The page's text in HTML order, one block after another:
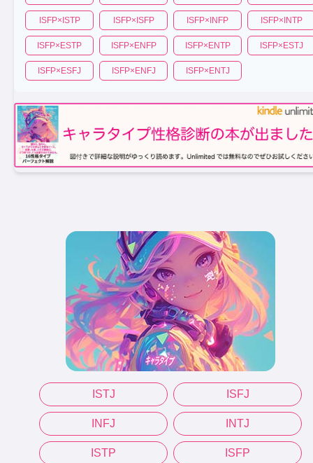
ISTJ ISFJ
INFJ INTJ
ISTP ISFP
ISFP× ISTP ISFP× ISFP ISFP× INFP ISFP× INTP
ISFP× ESTP ISFP× ENFP ISFP× ENTP ISFP× ESTJ
ISFP× ESFJ ISFP× ENFJ ISFP× ENTJ